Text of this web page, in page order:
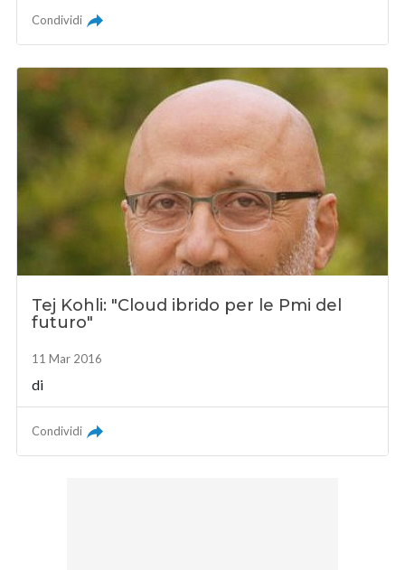
Condividi
Tej Kohli: "Cloud ibrido per le Pmi del
futuro"
11 Mar 2016
di
Condividi